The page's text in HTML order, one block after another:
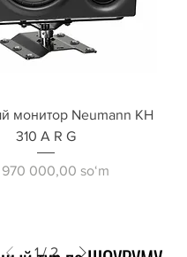
монитор Neumann KH
310 A R G
000,00 soʻm
1 / 2